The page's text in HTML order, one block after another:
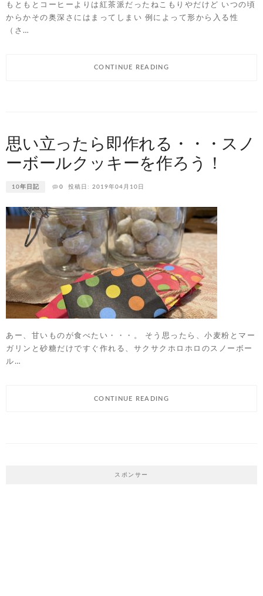
もともとコーヒーよりは紅茶派だったねこもりやだけど いつの頃
からかその奥深さにはまってしまい 例によって形から入る性
（さ…
CONTINUE READING
思い立ったら即作れる・・・スノ
ーボールクッキーを作ろう！
10年日記 0 投稿日: 2019年04月10日
あー、甘いものが食べたい・・・。 そう思ったら、小麦粉とマー
ガリンと砂糖だけですぐ作れる、サクサクホロホロのスノーボー
ル…
CONTINUE READING
スポンサー